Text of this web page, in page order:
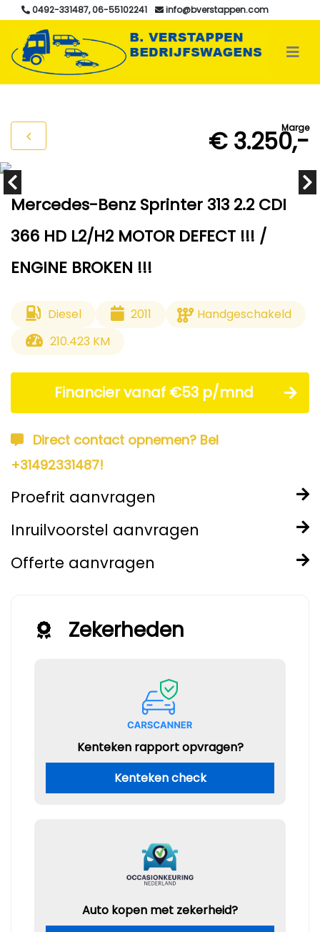
0492-331487, 06-55102241 info@bverstappen.com
Marge
€ 3.250,-
Mercedes-Benz Sprinter 313 2.2 CDI
366 HD L2/H2 MOTOR DEFECT !!! /
ENGINE BROKEN !!!
Diesel 2011
Handgeschakeld
210.423 KM
Financier vanaf €53 p/mnd
Direct contact opnemen? Bel
+31492331487!
Proefrit aanvragen
Inruilvoorstel aanvragen
Offerte aanvragen
Zekerheden
Kenteken rapport opvragen?
Kenteken check
Auto kopen met zekerheid?